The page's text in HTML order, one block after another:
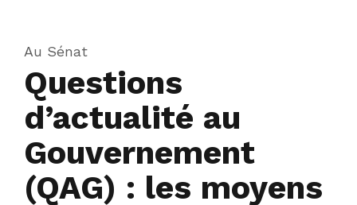
Au Sénat
Questions
d’actualité au
Gouvernement
(QAG) : les moyens